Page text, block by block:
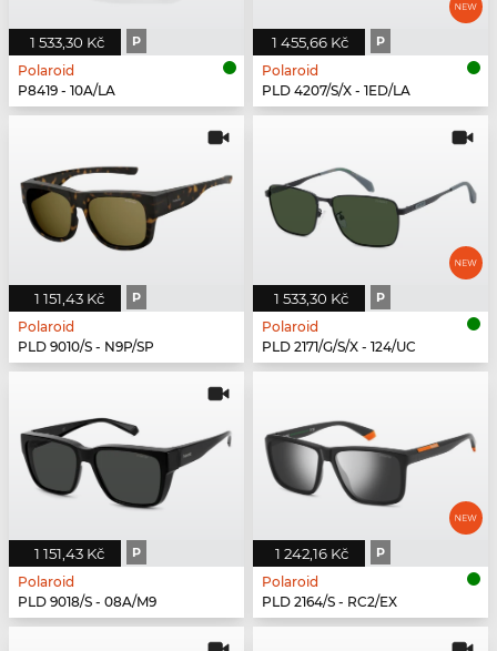
1 533,30 Kč P
Polaroid
P8419 - 10A/LA
1 455,66 Kč P
Polaroid
PLD 4207/S/X - 1ED/LA
1 151,43 Kč P
Polaroid
PLD 9010/S - N9P/SP
1 533,30 Kč P
Polaroid
PLD 2171/G/S/X - 124/UC
1 151,43 Kč P
Polaroid
PLD 9018/S - 08A/M9
1 242,16 Kč P
Polaroid
PLD 2164/S - RC2/EX